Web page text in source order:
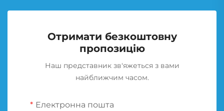
Отримати безкоштовну
пропозицію
Наш представник зв'яжеться з вами
найближчим часом.
Електронна пошта